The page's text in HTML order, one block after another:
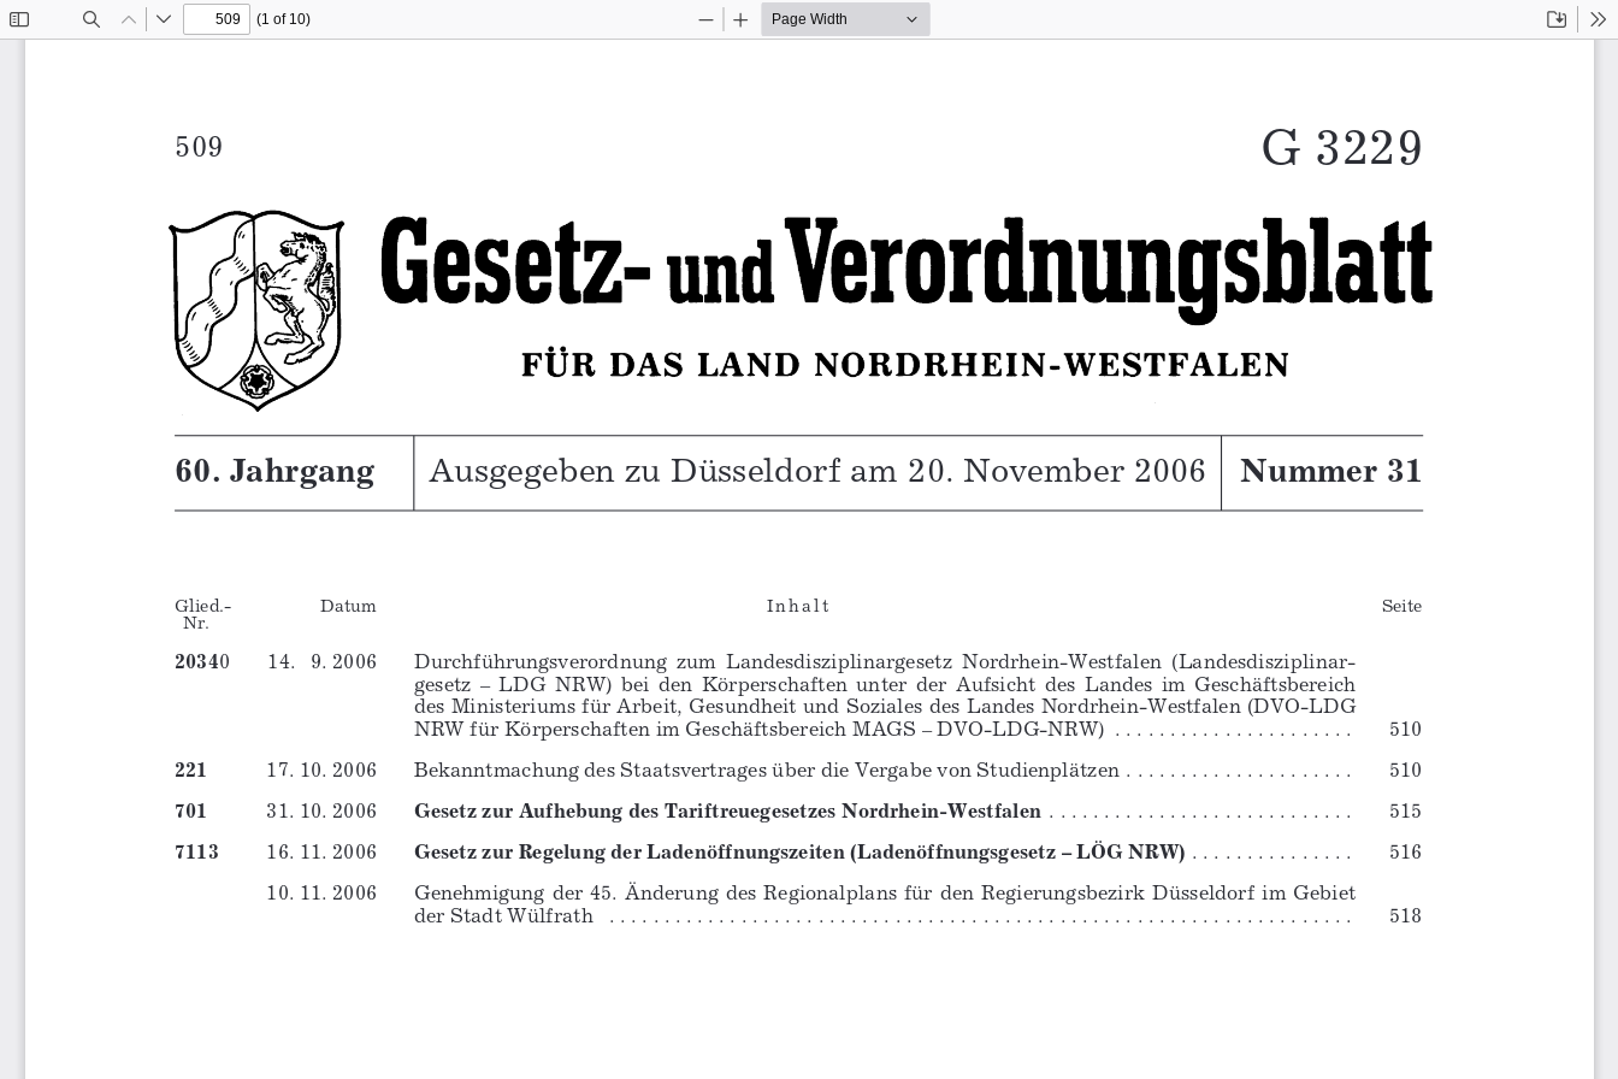
Previous
Next
(1 of 10)
Zoom
Zoom
60. Jahrgang Ausgegeben zu Düsseldorf am 20. November 2006 Nummer 31
Glied.- Datum I n h a l t S eite
  Nr.
20340 14.   9. 2006
Durchführungsverordnung  zum  Landesdisziplinargesetz  Nordrhein-Westfalen  (Landesdisziplinar-
gesetz  –  LDG  NRW)  bei  den  Körperschaften  unter  der  Aufsicht  des  Landes  im  Geschäftsbereich
des Ministeriums für Arbeit, Gesundheit und Soziales des Landes Nordrhein-Westfalen (DVO-LDG
NRW für Körperschaften im Geschäftsbereich MAGS – DVO-LDG-NRW)  . . . . . . . . . . . . . . . . . . . . . .
510
221
17. 10. 2006 Bekanntmachung des Staatsvertrages über die Vergabe von Studienplätzen . . . . . . . . . . . . . . . . . . . . .
510
701
31. 10. 2006 Gesetz zur Aufhebung des Tariftreuegesetzes Nordrhein-Westfalen
  . . . . . . . . . . . . . . . . . . . . . . . . . . . .
515
7113
16. 11. 2006 Gesetz zur Regelung der Ladenöffnungszeiten (Ladenöffnungsgesetz – LÖG NRW) . . . . . . . . . . . . . . .
516
10. 11. 2006
Genehmigung  der  45.  Änderung  des  Regionalplans  für  den  Regierungsbezirk  Düsseldorf  im  Gebiet
der Stadt Wülfrath   . . . . . . . . . . . . . . . . . . . . . . . . . . . . . . . . . . . . . . . . . . . . . . . . . . . . . . . . . . . . . . . . . . . . 518
G 3229
509